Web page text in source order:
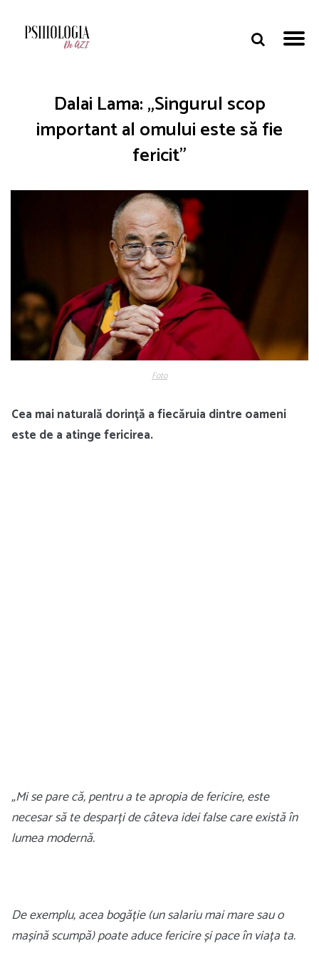
Dalai Lama: „Singurul scop
important al omului este să fie
fericit”
Foto
Cea mai naturală dorință a fiecăruia dintre oameni
este de a atinge fericirea.
„Mi se pare că, pentru a te apropia de fericire, este
necesar să te desparți de câteva idei false care există în
lumea modernă.
De exemplu, acea bogăție (un salariu mai mare sau o
mașină scumpă) poate aduce fericire și pace în viața ta.